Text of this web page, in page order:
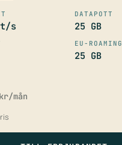
s
DATAPOTT
25 GB
EU-ROAMING
25 GB
kr/mån